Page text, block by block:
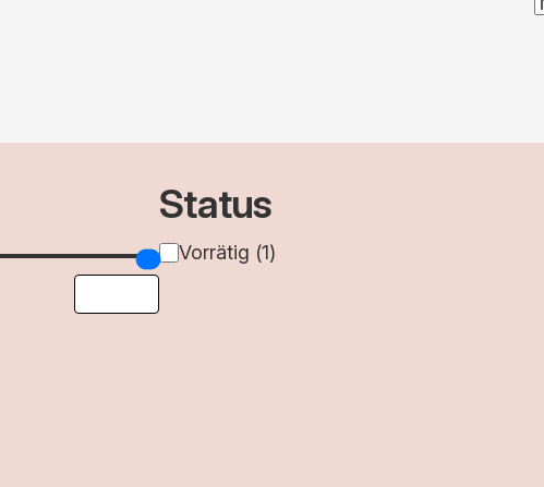
Status
Verfügbarkeit
Vorrätig (1)